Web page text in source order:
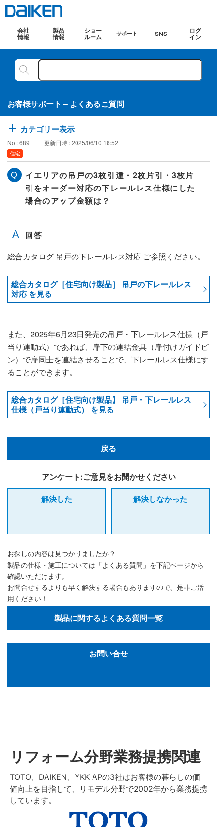
会社
情報
製品
情報
ショー
ルーム
サポート SNS
ログ
イン
お客様サポート – よくあるご質問
カテゴリー表示
No : 689 更新日時 : 2025/06/10 16:52
住宅
イエリアの吊戸の3枚引違・2枚片引・3枚片
引をオーダー対応の下レールレス仕様にした
場合のアップ金額は？
総合カタログ 吊戸の下レールレス対応 ご参照ください。
総合カタログ［住宅向け製品］ 吊戸の下レールレス
対応 を見る
また、2025年6月23日発売の吊戸・下レールレス仕様（戸
当り連動式）であれば、扉下の連結金具（扉付けガイドピ
ン）で扉同士を連結させることで、下レールレス仕様にす
ることができます。
総合カタログ［住宅向け製品】 吊戸・下レールレス
仕様（戸当り連動式） を見る
戻る
アンケート:ご意見をお聞かせください
解決した
解決しなかった
お探しの内容は見つかりましたか？
製品の仕様・施工については「よくある質問」を下記ページから
確認いただけます。
お問合せするよりも早く解決する場合もありますので、是非ご活
用ください！
製品に関するよくある質問一覧
お問い合せ
リフォーム分野業務提携関連
TOTO、DAIKEN、YKK APの3社はお客様の暮らしの価
値向上を目指して、リモデル分野で2002年から業務提携
しています。